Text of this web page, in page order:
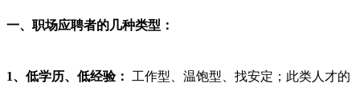
一、职场应聘者的几种类型：
1、低学历、低经验： 工作型、温饱型、找安定；此类人才的